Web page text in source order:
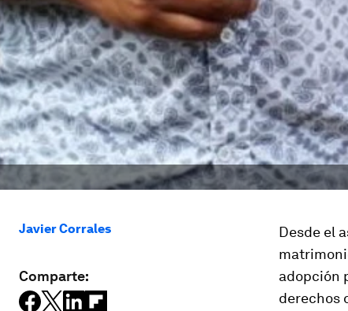
Javier Corrales
Comparte:
Desde el
adopción
derechos